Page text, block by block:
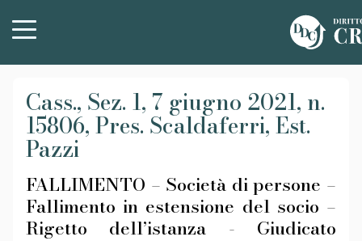
Cass., Sez. 1, 7 giugno 2021, n.
15806, Pres. Scaldaferri, Est.
Pazzi
FALLIMENTO – Società di persone –
Fallimento in estensione del socio –
Rigetto dell’istanza - Giudicato